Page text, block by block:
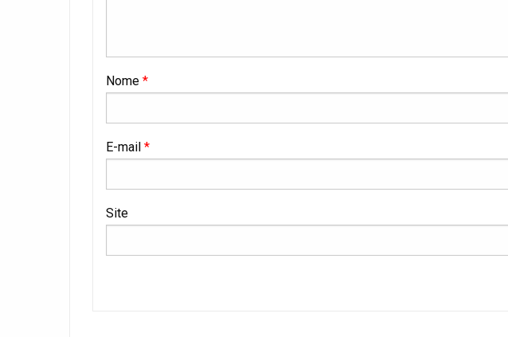
Nome *
E-mail *
Site